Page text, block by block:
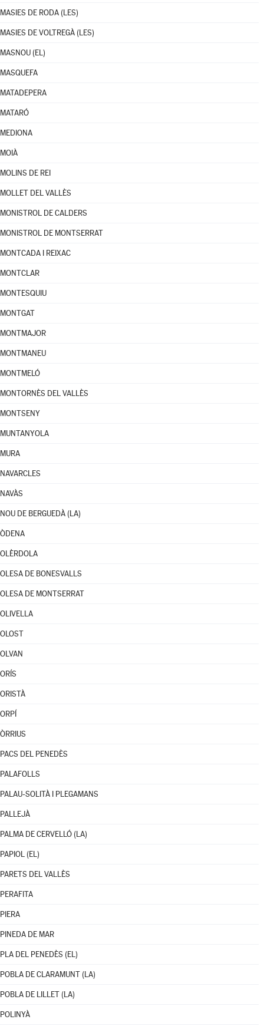
MASIES DE RODA (LES)
MASIES DE VOLTREGÀ (LES)
MASNOU (EL)
MASQUEFA
MATADEPERA
MATARÓ
MEDIONA
MOIÀ
MOLINS DE REI
MOLLET DEL VALLÈS
MONISTROL DE CALDERS
MONISTROL DE MONTSERRAT
MONTCADA I REIXAC
MONTCLAR
MONTESQUIU
MONTGAT
MONTMAJOR
MONTMANEU
MONTMELÓ
MONTORNÈS DEL VALLÈS
MONTSENY
MUNTANYOLA
MURA
NAVARCLES
NAVÀS
NOU DE BERGUEDÀ (LA)
ÒDENA
OLÈRDOLA
OLESA DE BONESVALLS
OLESA DE MONTSERRAT
OLIVELLA
OLOST
OLVAN
ORÍS
ORISTÀ
ORPÍ
ÒRRIUS
PACS DEL PENEDÈS
PALAFOLLS
PALAU-SOLITÀ I PLEGAMANS
PALLEJÀ
PALMA DE CERVELLÓ (LA)
PAPIOL (EL)
PARETS DEL VALLÈS
PERAFITA
PIERA
PINEDA DE MAR
PLA DEL PENEDÈS (EL)
POBLA DE CLARAMUNT (LA)
POBLA DE LILLET (LA)
POLINYÀ